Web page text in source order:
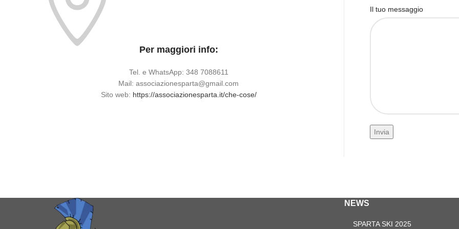
Per maggiori info:
Tel. e WhatsApp: 348 7088611
Mail: associazionesparta@gmail.com
Sito web: https://associazionesparta.it/che-cose/
Il tuo messaggio
NEWS
SPARTA SKI 2025